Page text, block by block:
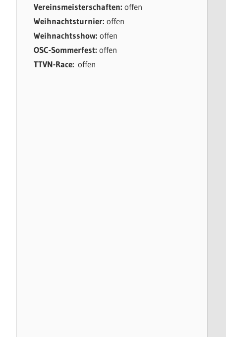
Vereinsmeisterschaften: offen
Weihnachtsturnier: offen
Weihnachtsshow: offen
OSC-Sommerfest: offen
TTVN-Race: offen